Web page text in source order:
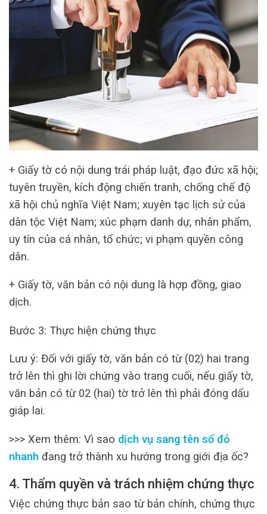
+ Giấy tờ có nội dung trái pháp luật, đạo đức xã hội;
tuyên truyền, kích động chiến tranh, chống chế độ
xã hội chủ nghĩa Việt Nam; xuyên tạc lịch sử của
dân tộc Việt Nam; xúc phạm danh dự, nhân phẩm,
uy tín của cá nhân, tổ chức; vi phạm quyền công
dân.
+ Giấy tờ, văn bản có nội dung là hợp đồng, giao
dịch.
Bước 3: Thực hiện chứng thực
Lưu ý: Đối với giấy tờ, văn bản có từ (02) hai trang
trở lên thì ghi lời chứng vào trang cuối, nếu giấy tờ,
văn bản có từ 02 (hai) tờ trở lên thì phải đóng dấu
giáp lai.
>>> Xem thêm: Vì sao dịch vụ sang tên sổ đỏ
nhanh đang trở thành xu hướng trong giới địa ốc?
4. Thẩm quyền và trách nhiệm chứng thực
Việc chứng thực bản sao từ bản chính, chứng thực